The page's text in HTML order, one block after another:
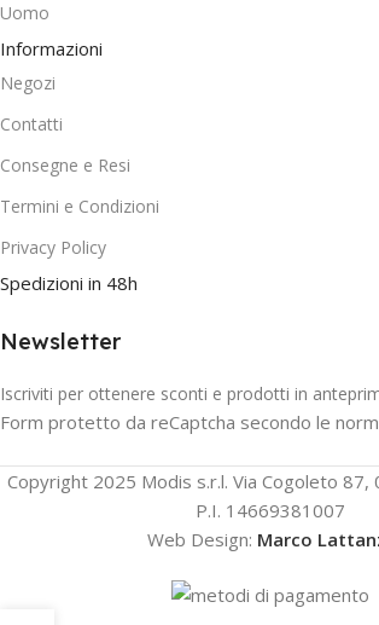
Uomo
Informazioni
Negozi
Contatti
Consegne e Resi
Termini e Condizioni
Privacy Policy
Spedizioni in 48h
Newsletter
Iscriviti per ottenere sconti e prodotti in
Form protetto da reCaptcha secondo le
Copyright 2025 Modis s.r.l. Via Cogoleto 87,
P.I. 14669381007
Web Design: Marco